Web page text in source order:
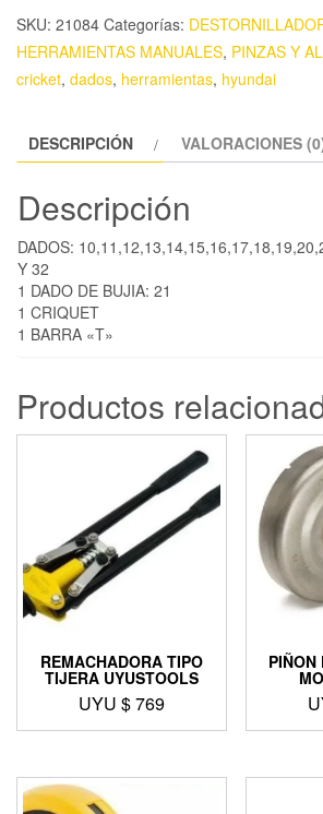
SKU: 21084 Categorías:
HERRAMIENTAS MANUALES, PINZAS Y
cricket, dados, herramientas, hyundai
DESCRIPCIÓN VALORACIONES
Descripción
DADOS:
Y 32
1 DADO DE BUJIA: 21
1 CRIQUET
1 BARRA «T»
Productos
REMACHADORA TIPO
TIJERA UYUSTOOLS
UYU $769
PIÑON